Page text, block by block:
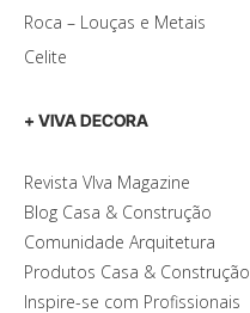
Roca – Louças e Metais
Celite
+ VIVA DECORA
Revista VIva Magazine
Blog Casa & Construção
Comunidade Arquitetura
Produtos Casa & Construção
Inspire-se com Profissionais